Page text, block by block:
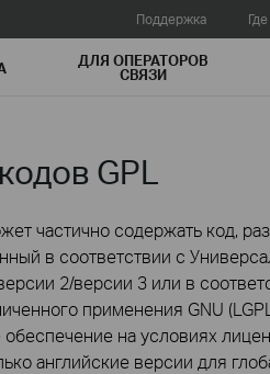
Поддержка
ДЛЯ ОПЕРАТОРОВ
СВЯЗИ
GPL
частично содержать код,
в соответствии с
2/версии 3 или в
применения GNU
на условиях
английские версии для